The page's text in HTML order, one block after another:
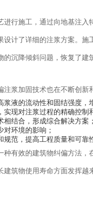
行施工，通过向地基注
计了详细的注浆方案。
的沉降倾斜问题，恢复了建
注浆加固技术也在不断创
浆液的流动性和固结强度，
实现对注浆过程的精确控制
相结合，形成综合解决方案
环境的影响；
规范，提高工程质量和可靠
有效的建筑物纠偏方法
筑物使用寿命方面发挥越